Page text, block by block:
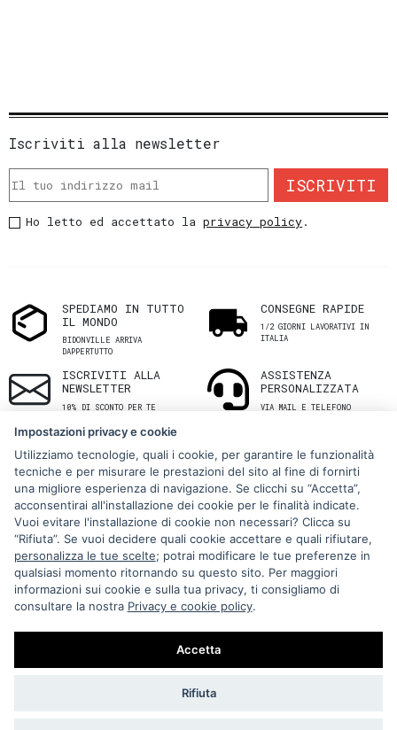
Iscriviti alla newsletter
ISCRIVITI
Ho letto ed accettato laprivacy policy.
SPEDIAMO IN TUTTO
IL MONDO
BIDONVILLE ARRIVA
DAPPERTUTTO
CONSEGNE RAPIDE
1/2 GIORNI LAVORATIVI IN
ITALIA
ISCRIVITI ALLA
NEWSLETTER
10% DI SCONTO PER TE
ASSISTENZA
PERSONALIZZATA
VIA MAIL E TELEFONO
Via Melo 224/a, Bari, Italy, 70121
+39 080 990 5699
P.IVA: 05921860721
Impostazioni Cookie
Impostazioni privacy e cookie
Utilizziamo tecnologie, quali i cookie, per garantire le funzionalità
tecniche e per misurare le prestazioni del sito al fine di fornirti
una migliore esperienza di navigazione. Se clicchi su “Accetta”,
acconsentirai all'installazione dei cookie per le finalità indicate.
Vuoi evitare l'installazione di cookie non necessari? Clicca su
“Rifiuta”. Se vuoi decidere quali cookie accettare e quali rifiutare,
personalizza le tue scelte; potrai modificare le tue preferenze in
qualsiasi momento ritornando su questo sito. Per maggiori
informazioni sui cookie e sulla tua privacy, ti consigliamo di
consultare la nostra Privacy e cookie policy.
Accetta
Rifiuta